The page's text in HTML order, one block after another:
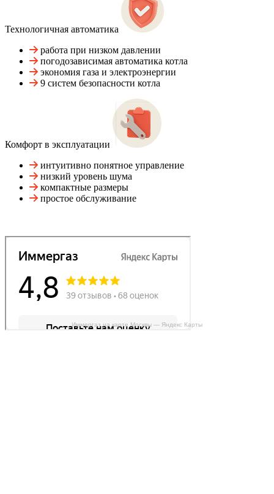
Технологичная автоматика
работа при низком давлении
погодозависимая автоматика котла
экономия газа и электроэнергии
9 систем безопасности котла
Комфорт в эксплуатации
интуитивно понятное управление
низкий уровень шума
компактные размеры
простое обслуживание
Иммергаз на карте Москвы — Яндекс Карты